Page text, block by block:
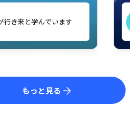
行き来と学んでいます
しい」を実感していま
もっと見る